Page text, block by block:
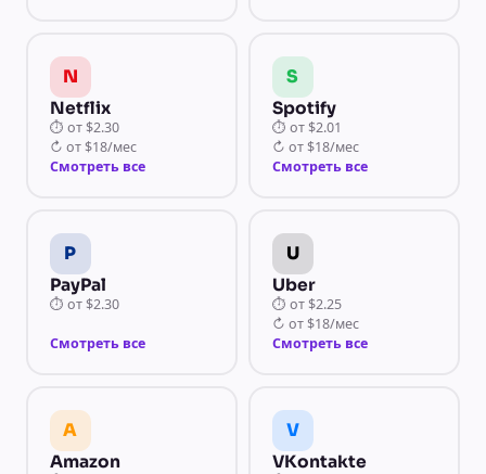
N
Netflix
⏱ от $2.30
↻ от $18/мес
Смотреть все
S
Spotify
⏱ от $2.01
↻ от $18/мес
Смотреть все
P
PayPal
⏱ от $2.30
Смотреть все
U
Uber
⏱ от $2.25
↻ от $18/мес
Смотреть все
A
Amazon
V
VKontakte